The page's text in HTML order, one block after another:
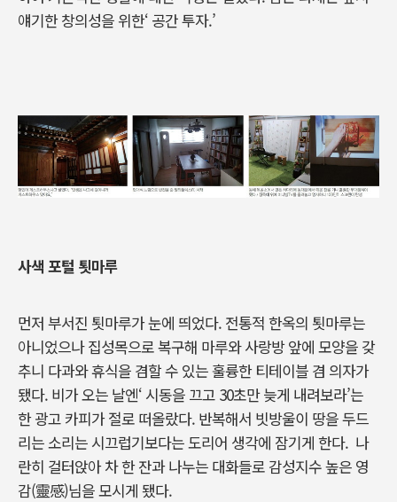
얘기한 창의성을 위한‘ 공간 투자.’
사색 포털 툇마루
먼저 부서진 툇마루가 눈에 띄었다. 전통적 한옥의 툇마루는
아니었으나 집성목으로 복구해 마루와 사랑방 앞에 모양을 갖
추니 다과와 휴식을 겸할 수 있는 훌륭한 티테이블 겸 의자가
됐다. 비가 오는 날엔‘ 시동을 끄고 30초만 늦게 내려보라’는
한 광고 카피가 절로 떠올랐다. 반복해서 빗방울이 땅을 두드
리는 소리는 시끄럽기보다는 도리어 생각에 잠기게 한다. 나
란히 걸터앉아 차 한 잔과 나누는 대화들로 감성지수 높은 영
감(靈感)님을 모시게 됐다.